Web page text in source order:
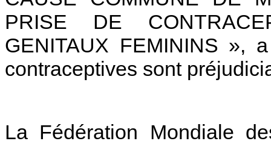
PRISE DE
GENITAUX FEMININS »,
contraceptives sont
La Fédération Mondiale